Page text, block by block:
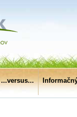
...versus...